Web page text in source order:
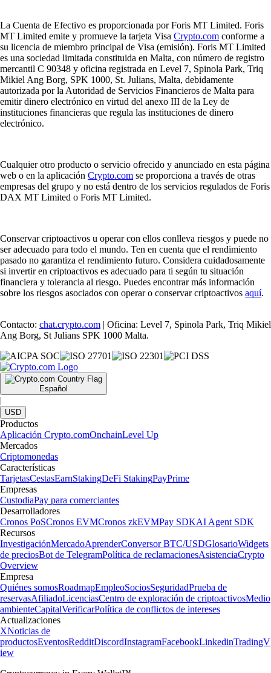
La Cuenta de Efectivo es proporcionada por Foris MT Limited. Foris
MT Limited emite y promueve la tarjeta Visa Crypto.com conforme a
su licencia de miembro principal de Visa (emisión). Foris MT Limited
es una sociedad limitada constituida en Malta, con número de registro
mercantil C 90348 y oficina registrada en Level 7, Spinola Park, Triq
Mikiel Ang Borg, SPK 1000, St. Julians, Malta, debidamente
autorizada por la Autoridad de Servicios Financieros de Malta para
emitir dinero electrónico en virtud del anexo III de la Ley de
instituciones financieras que regula las instituciones de dinero
electrónico.
Cualquier otro producto o servicio ofrecido y anunciado en esta página
web o en la aplicación Crypto.com se proporciona a través de otras
empresas del grupo y no está dentro de los servicios regulados de Foris
DAX MT Limited o Foris MT Limited.
Conservar criptoactivos u operar con ellos conlleva riesgos y puede no
ser adecuado para todo el mundo. Ten en cuenta que el rendimiento
pasado no garantiza el rendimiento futuro. Considera cuidadosamente
si invertir en criptoactivos es adecuado para ti según tu situación
financiera y tolerancia al riesgo. Puedes encontrar más información
sobre los riesgos asociados con operar o conservar criptoactivos aquí.
Contacto: chat.crypto.com | Oficina: Level 7, Spinola Park, Triq Mikiel
Ang Borg, St Julians SPK 1000 Malta.
Español
|
USD
Productos
Aplicación Crypto.comOnchainLevel Up
Mercados
Criptomonedas
Características
TarjetasCestasEarnStakingDeFi StakingPayPrime
Empresas
CustodiaPay para comerciantes
Desarrolladores
Cronos PoSCronos EVMCronos zkEVMPay SDKAI Agent SDK
Recursos
InvestigaciónMercadoAprenderConversor BTC/USDGlosarioWidgets
de preciosBot de TelegramPolítica de reclamacionesAsistenciaCrypto
Overview
Empresa
Quiénes somosRoadmapEmpleoSociosSeguridadPrueba de
reservasAfiliadoLicenciasCentro de exploración de criptoactivosMedio
ambienteCapitalVerificarPolítica de conflictos de intereses
Actualizaciones
XNoticias de
productosEventosRedditDiscordInstagramFacebookLinkedinTradingV
iew